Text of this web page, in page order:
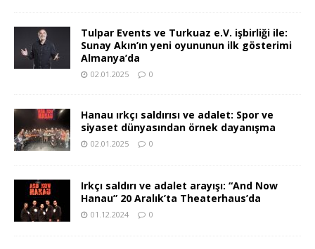
Tulpar Events ve Turkuaz e.V. işbirliği ile:
Sunay Akın’ın yeni oyununun ilk gösterimi
Almanya’da
02.01.2025 0
Hanau ırkçı saldırısı ve adalet: Spor ve
siyaset dünyasından örnek dayanışma
02.01.2025 0
Irkçı saldırı ve adalet arayışı: “And Now
Hanau” 20 Aralık’ta Theaterhaus’da
01.12.2024 0